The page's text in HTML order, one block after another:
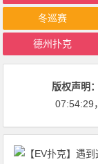
冬巡赛
德州扑克
版权声明
07:54:29